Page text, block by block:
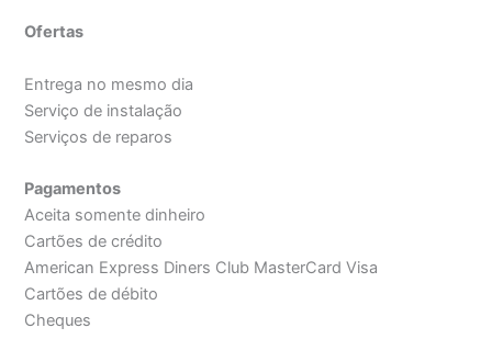
Ofertas
Entrega no mesmo dia
Serviço de instalação
Serviços de reparos
Pagamentos
Aceita somente dinheiro
Cartões de crédito
American Express Diners Club MasterCard Visa
Cartões de débito
Cheques